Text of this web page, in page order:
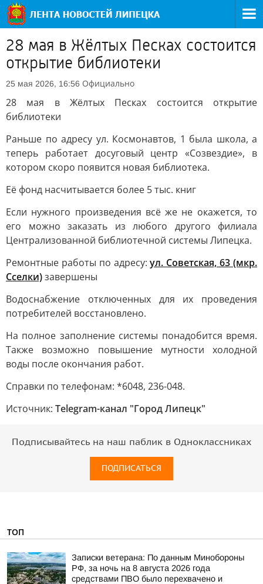
28 мая в Жёлтых Песках состоится
открытие библиотеки
25 мая 2026, 16:56 Официально
28 мая в Жёлтых Песках состоится открытие
библиотеки
Раньше по адресу ул. Космонавтов, 1 была школа, а
теперь работает досуговый центр «Созвездие», в
котором скоро появится новая библиотека.
Её фонд насчитывается более 5 тыс. книг
Если нужного произведения всё же не окажется, то
его можно заказать из любого другого филиала
Централизованной библиотечной системы Липецка.
Ремонтные работы по адресу:ул. Советская, 63 (мкр.
Сселки)завершены
Водоснабжение отключенных для их проведения
потребителей восстановлено.
На полное заполнение системы понадобится время.
Также возможно повышение мутности холодной
воды после окончания работ.
Справки по телефонам: *6048, 236-048.
Источник: Telegram-канал "Город Липецк"
Подписывайтесь на наш паблик в Одноклассниках
ПОДПИСАТЬСЯ
ТОП
Записки ветерана: По данным Минобороны
РФ, за ночь на 8 августа 2026 года
средствами ПВО было перехвачено и